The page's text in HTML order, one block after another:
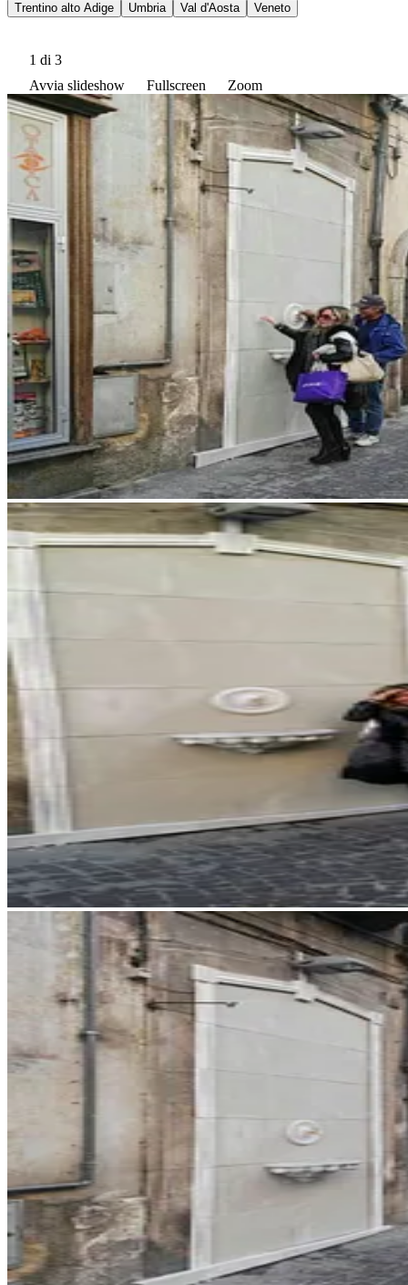
Trentino alto Adige
Umbria Val d'Aosta Veneto
1 di 3
Avvia slideshow
Fullscreen Zoom